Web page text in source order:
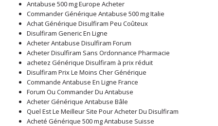
Antabuse 500 mg Europe Acheter
Commander Générique Antabuse 500 mg Italie
Achat Générique Disulfiram Peu Coûteux
Disulfiram Generic En Ligne
Acheter Antabuse Disulfiram Forum
Acheter Disulfiram Sans Ordonnance Pharmacie
achetez Générique Disulfiram à prix réduit
Disulfiram Prix Le Moins Cher Générique
Commande Antabuse En Ligne France
Forum Ou Commander Du Antabuse
Acheter Générique Antabuse Bâle
Quel Est Le Meilleur Site Pour Acheter Du Disulfiram
Acheté Générique 500 mg Antabuse Suisse